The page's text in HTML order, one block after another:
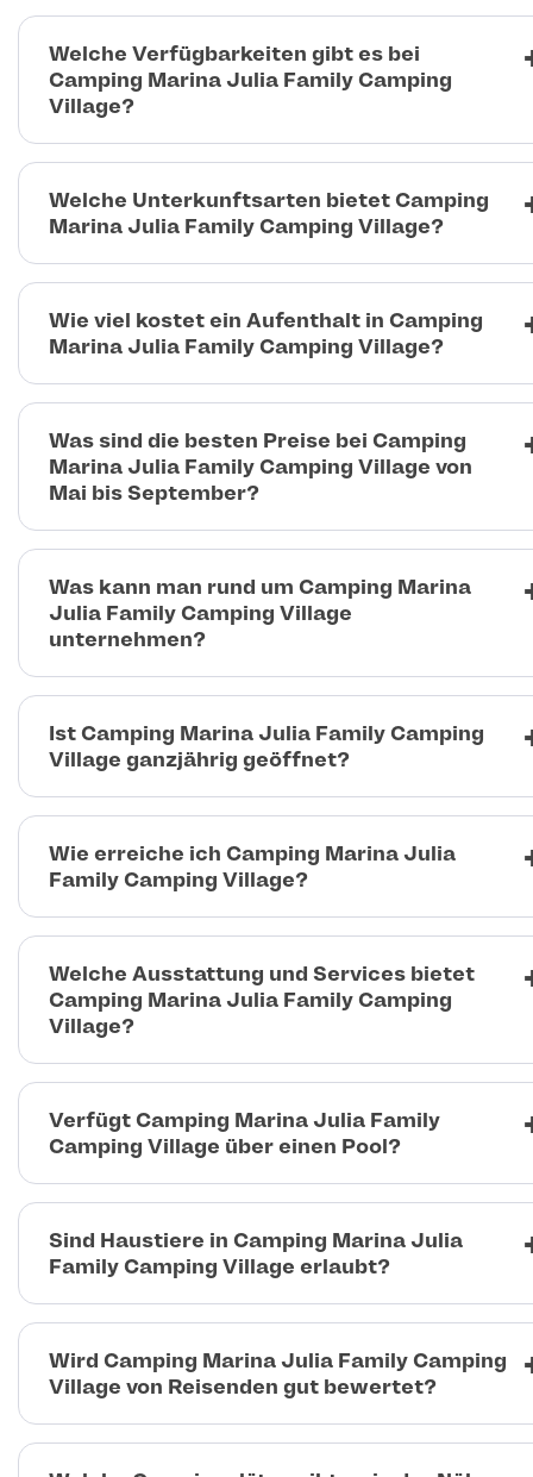
Welche Verfügbarkeiten gibt es bei
Camping Marina Julia Family Camping
Village?
Welche Unterkunftsarten bietet Camping
Marina Julia Family Camping Village?
Wie viel kostet ein Aufenthalt in Camping
Marina Julia Family Camping Village?
Was sind die besten Preise bei Camping
Marina Julia Family Camping Village von
Mai bis September?
Was kann man rund um Camping Marina
Julia Family Camping Village
unternehmen?
Ist Camping Marina Julia Family Camping
Village ganzjährig geöffnet?
Wie erreiche ich Camping Marina Julia
Family Camping Village?
Welche Ausstattung und Services bietet
Camping Marina Julia Family Camping
Village?
Verfügt Camping Marina Julia Family
Camping Village über einen Pool?
Sind Haustiere in Camping Marina Julia
Family Camping Village erlaubt?
Wird Camping Marina Julia Family Camping
Village von Reisenden gut bewertet?